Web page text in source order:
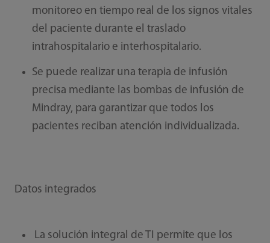
monitoreo en tiempo real de los signos vitales
del paciente durante el traslado
intrahospitalario e interhospitalario.
Se puede realizar una terapia de infusión
precisa mediante las bombas de infusión de
Mindray, para garantizar que todos los
pacientes reciban atención individualizada.
Datos integrados
La solución integral de TI permite que los